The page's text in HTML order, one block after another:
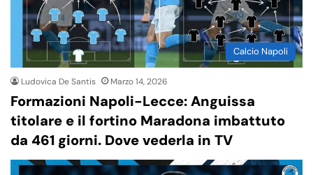
Calcio Napoli
Ludovica De Santis Marzo 14, 2026
Formazioni Napoli-Lecce: Anguissa
titolare e il fortino Maradona imbattuto
da 461 giorni. Dove vederla in TV